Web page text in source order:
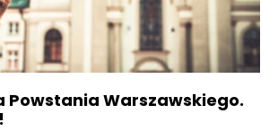
Powstania Warszawskiego.